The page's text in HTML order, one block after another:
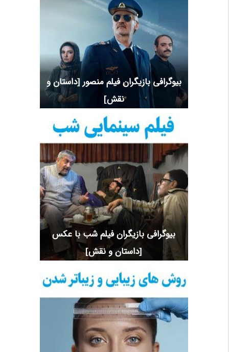
بیوگرافی بازیگران فیلم منصور [داستان و
نقش]
بیوگرافی بازیگران فیلم شب با عکس
[داستان و نقش]